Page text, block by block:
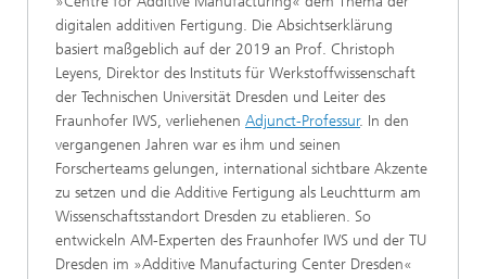
digitalen additiven Fertigung. Die Absichtserklärung
basiert maßgeblich auf der 2019 an Prof. Christoph
Leyens, Direktor des Instituts für Werkstoffwissenschaft
der Technischen Universität Dresden und Leiter des
Fraunhofer IWS, verliehenen Adjunct-Professur. In den
vergangenen Jahren war es ihm und seinen
Forscherteams gelungen, international sichtbare Akzente
zu setzen und die Additive Fertigung als Leuchtturm am
Wissenschaftsstandort Dresden zu etablieren. So
entwickeln AM-Experten des Fraunhofer IWS und der TU
Dresden im »Additive Manufacturing Center Dresden«